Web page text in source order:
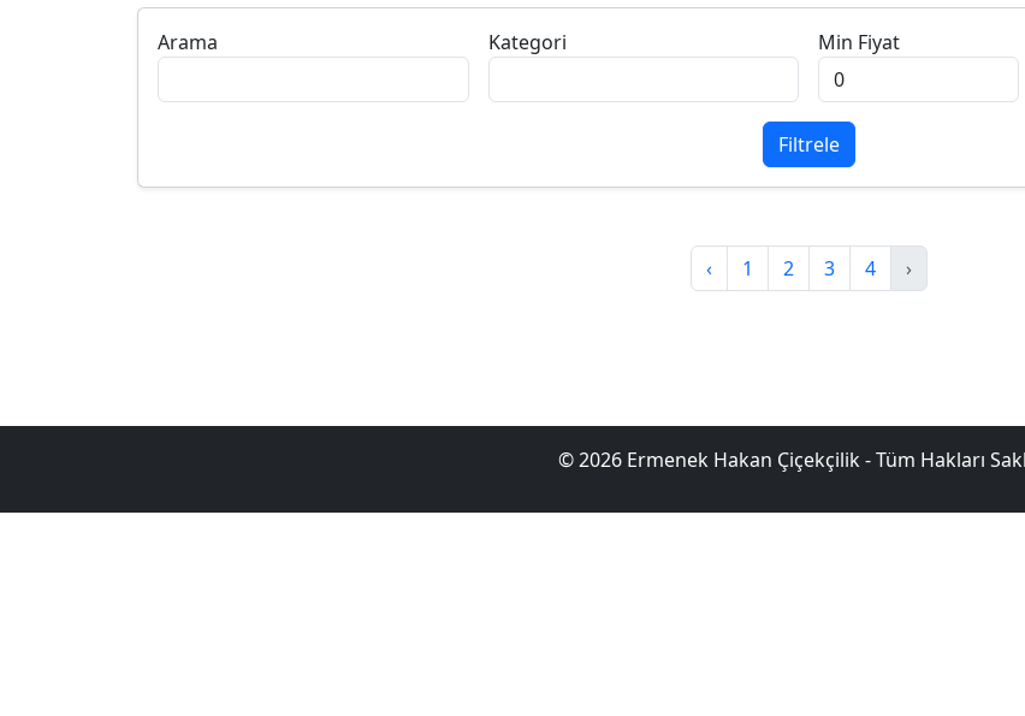
Arama Kategori Min Fiyat
Filtrele
‹ 1 2 3 4 ›
© 2026 Ermenek Hakan Çiçekçilik - Tüm Hakları